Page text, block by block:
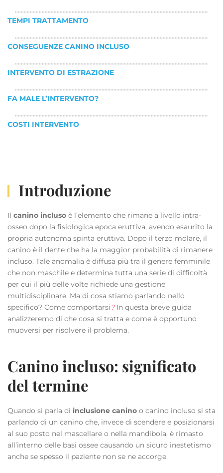
TEMPI TRATTAMENTO
CONSEGUENZE CANINO INCLUSO
INTERVENTO DI ESTRAZIONE
FA MALE L’INTERVENTO?
COSTI INTERVENTO
Introduzione
Il canino incluso è l’elemento che rimane a livello intra-
osseo dopo la fisiologica epoca eruttiva, avendo esaurito la
propria autonoma spinta eruttiva. Dopo il terzo molare, il
canino è il dente che ha la maggior probabilità di rimanere
incluso. Tale anomalia è diffusa più tra il genere femminile
che non maschile e determina tutta una serie di difficoltà
per cui il più delle volte richiede una gestione
multidisciplinare. Ma di cosa stiamo parlando nello
specifico? Come comportarsi?In questa breve guida
analizzeremo di che cosa si tratta e come è opportuno
muoversi per risolvere il problema.
Canino incluso: significato
del termine
Quando si parla di inclusione canino o canino incluso si sta
parlando di un canino che, invece di scendere e posizionarsi
al suo posto nel mascellare o nella mandibola, è rimasto
all’interno delle basi ossee causando un sicuro inestetismo
anche se spesso il paziente non se ne accorge.